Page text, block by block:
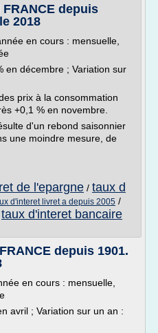
FRANCE depuis
2018
en cours : mensuelle,
en décembre ; Variation sur
prix à la consommation
+0,1 % en novembre.
d'un rebond saisonnier
une moindre mesure, de
de l'epargne / taux d
d'interet livret a depuis 2005 /
taux d'interet bancaire
depuis 1901.
en cours : mensuelle,
avril ; Variation sur un an :